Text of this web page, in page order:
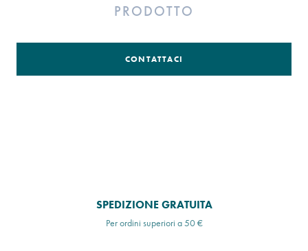
PRODOTTO
CONTATTACI
SPEDIZIONE GRATUITA
Per ordini superiori a 50 €